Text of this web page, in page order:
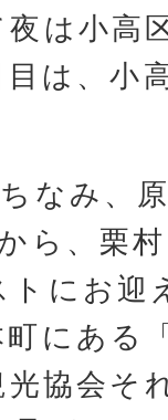
は小高
目は、小
なみ、
ら、栗
トにお迎
にある
協会そ